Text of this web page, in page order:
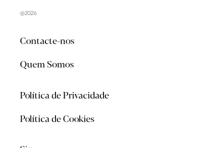
@2026
Contacte-nos
Quem Somos
Política de Privacidade
Política de Cookies